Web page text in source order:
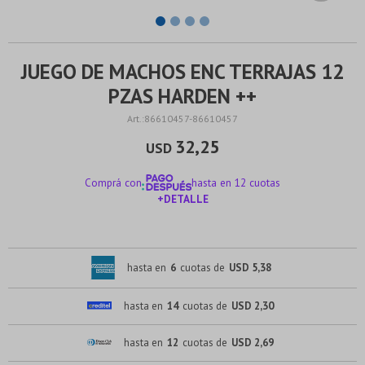
JUEGO DE MACHOS ENC TERRAJAS 12
PZAS HARDEN ++
86610457-86610457
USD 32,25
Comprá con
hasta en 12 cuotas
+DETALLE
hasta en 6 cuotas de USD 5,38
hasta en 14 cuotas de USD 2,30
hasta en 12 cuotas de USD 2,69